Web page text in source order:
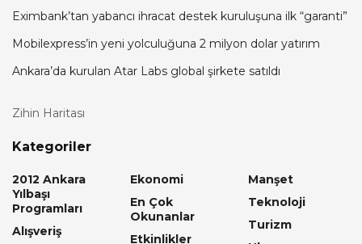
Eximbank’tan yabancı ihracat destek kuruluşuna ilk “garanti”
Mobilexpress’in yeni yolculuğuna 2 milyon dolar yatırım
Ankara’da kurulan Atar Labs global şirkete satıldı
Zihin Haritası
Kategoriler
2012 Ankara
Yılbaşı
Programları
Alışveriş
Ekonomi
En Çok
Okunanlar
Etkinlikler
Manşet
Teknoloji
Turizm